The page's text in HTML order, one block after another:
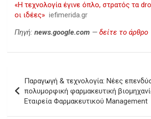
«Η τεχνολογία έγινε όπλο, στρατός τα
οι ιδέες» iefimerida.gr
Πηγή: news.google.com — δείτε το άρθρο
navigation
Παραγωγή & τεχνολογία: Νέες
πολυμορφική φαρμακευτική
Εταιρεία Φαρμακευτικού Management